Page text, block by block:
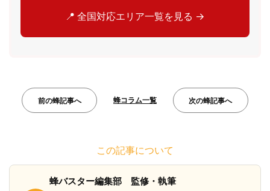
📍 全国対応エリア一覧を見る →
前の蜂記事へ 蜂コラム一覧 次の蜂記事へ
この記事について
蜂バスター編集部 監修・執筆